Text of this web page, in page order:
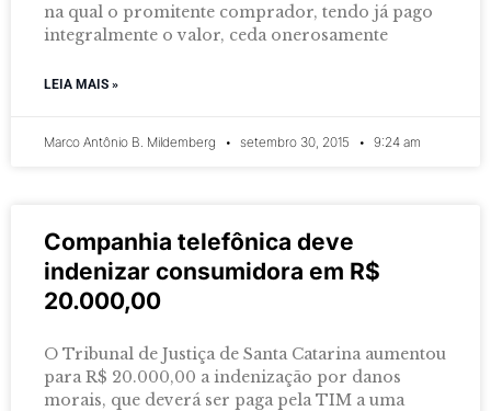
na qual o promitente comprador, tendo já pago
integralmente o valor, ceda onerosamente
LEIA MAIS »
Marco Antônio B. Mildemberg setembro 30, 2015 9:24 am
Companhia telefônica deve
indenizar consumidora em R$
20.000,00
O Tribunal de Justiça de Santa Catarina aumentou
para R$ 20.000,00 a indenização por danos
morais, que deverá ser paga pela TIM a uma